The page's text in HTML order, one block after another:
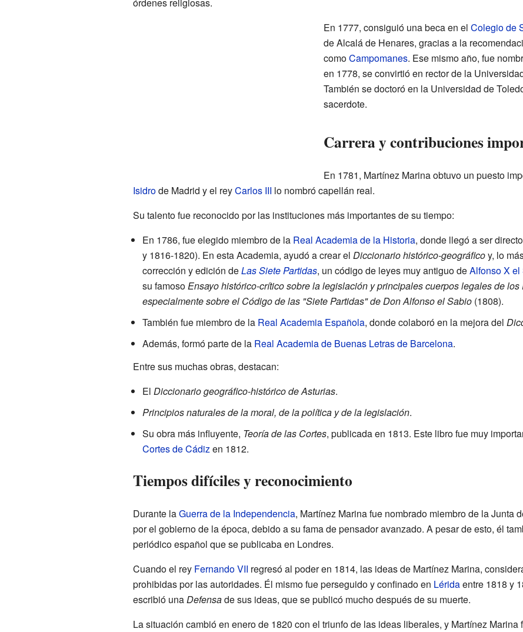
En 1777, consiguió una beca en el Colegio de
de Alcalá de Henares, gracias a la
comoCampomanes. Ese mismo año, fue
en 1778, se convirtió en rector de la
También se doctoró en la Universidad de
sacerdote.
Carrera y contribuciones
En 1781, Martínez Marina obtuvo un puesto
Isidrode Madrid y el reyCarlos III lo nombró capellán real.
Su talento fue reconocido por las instituciones más importantes de su tiempo:
En 1786, fue elegido miembro de la Real Academia de la Historia, donde llegó a ser
y 1816-1820). En esta Academia, ayudó a crear el Diccionario histórico-geográficoy, lo
corrección y edición deLas Siete Partidas, un código de leyes muy antiguo deAlfonso X el
su famosoEnsayo histórico-crítico sobre la legislación y principales cuerpos legales de
especialmente sobre el Código de las "Siete Partidas" de Don Alfonso el Sabio(1808).
También fue miembro de la Real Academia Española, donde colaboró en la mejora del
Además, formó parte de la Real Academia de Buenas Letras de Barcelona.
Entre sus muchas obras, destacan:
El Diccionario geográfico-histórico de Asturias.
Principios naturales de la moral, de la política y de la legislación.
Su obra más influyente, Teoría de las Cortes, publicada en 1813. Este libro fue muy
Cortes de Cádizen 1812.
Tiempos difíciles y reconocimiento
Durante laGuerra de la Independencia, Martínez Marina fue nombrado miembro de la Junta
por el gobierno de la época, debido a su fama de pensador avanzado. A pesar de esto, él
periódico español que se publicaba en Londres.
Cuando el rey Fernando VII regresó al poder en 1814, las ideas de Martínez Marina,
prohibidas por las autoridades. Él mismo fue perseguido y confinado en Léridaentre 1818 y
escribió unaDefensade sus ideas, que se publicó mucho después de su muerte.
La situación cambió en enero de 1820 con el triunfo de las ideas liberales, y Martínez Marina